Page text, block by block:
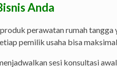
Anda
perawatan rumah
pemilik usaha bisa
sesi konsultasi